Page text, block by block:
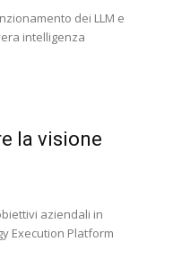
dei LLM e
intelligenza
la visione
aziendali in
Execution Platform